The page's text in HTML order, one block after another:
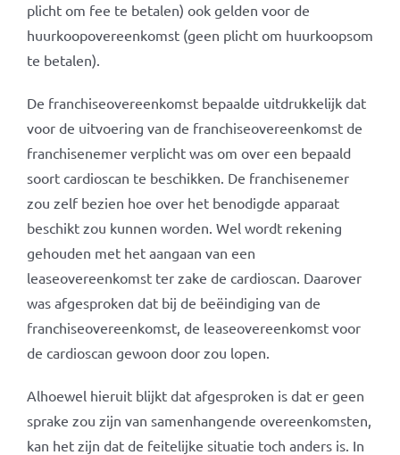
plicht om fee te betalen) ook gelden voor de
huurkoopovereenkomst (geen plicht om huurkoopsom
te betalen).
De franchiseovereenkomst bepaalde uitdrukkelijk dat
voor de uitvoering van de franchiseovereenkomst de
franchisenemer verplicht was om over een bepaald
soort cardioscan te beschikken. De franchisenemer
zou zelf bezien hoe over het benodigde apparaat
beschikt zou kunnen worden. Wel wordt rekening
gehouden met het aangaan van een
leaseovereenkomst ter zake de cardioscan. Daarover
was afgesproken dat bij de beëindiging van de
franchiseovereenkomst, de leaseovereenkomst voor
de cardioscan gewoon door zou lopen.
Alhoewel hieruit blijkt dat afgesproken is dat er geen
sprake zou zijn van samenhangende overeenkomsten,
kan het zijn dat de feitelijke situatie toch anders is. In